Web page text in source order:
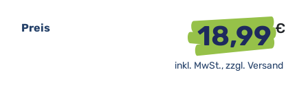
Preis 18,99€
inkl. MwSt., zzgl. Versand